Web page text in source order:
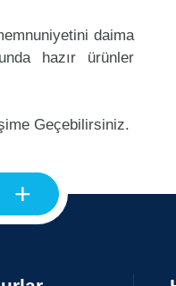
daima
hazır ürünler
Geçebilirsiniz.
+